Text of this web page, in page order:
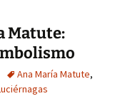
Matute:
Ana María Matute,